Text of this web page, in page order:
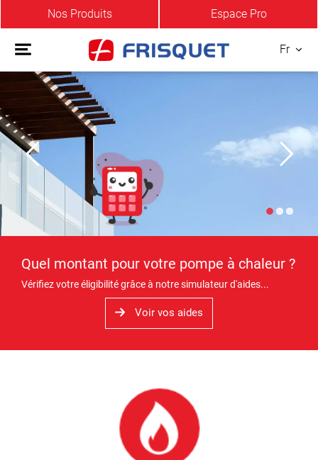
Nos Produits Espace Pro
Fr
Quel montant pour votre pompe à chaleur ?
Vérifiez votre éligibilité grâce à notre simulateur d'aides...
Voir vos aides